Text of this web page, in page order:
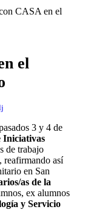
CASA en el
el
3 y 4 de
Iniciativas
de trabajo
, reafirmando así
en San
as de la
ex alumnos
y Servicio